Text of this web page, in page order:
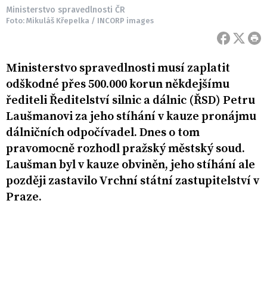
Ministerstvo spravedlnosti ČR
Foto: Mikuláš Křepelka / INCORP images
Ministerstvo spravedlnosti musí zaplatit
odškodné přes 500.000 korun někdejšímu
řediteli Ředitelství silnic a dálnic (ŘSD) Petru
Laušmanovi za jeho stíhání v kauze pronájmu
dálničních odpočívadel. Dnes o tom
pravomocně rozhodl pražský městský soud.
Laušman byl v kauze obviněn, jeho stíhání ale
později zastavilo Vrchní státní zastupitelství v
Praze.